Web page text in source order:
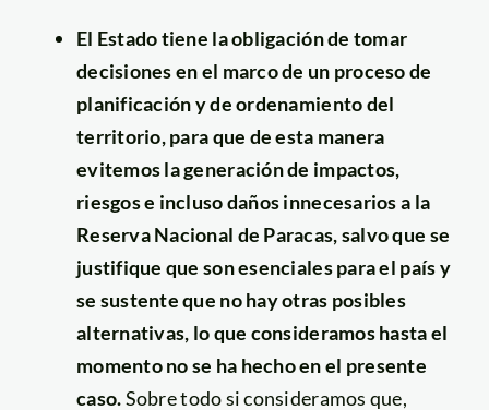
El Estado tiene la obligación de tomar
decisiones en el marco de un proceso de
planificación y de ordenamiento del
territorio, para que de esta manera
evitemos la generación de impactos,
riesgos e incluso daños innecesarios a la
Reserva Nacional de Paracas, salvo que se
justifique que son esenciales para el país y
se sustente que no hay otras posibles
alternativas, lo que consideramos hasta el
momento no se ha hecho en el presente
caso.Sobre todo si consideramos que,